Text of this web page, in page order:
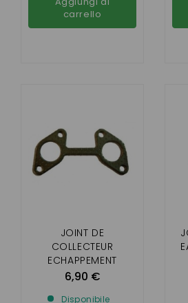
carrello
JOINT DE
COLLECTEUR
ECHAPPEMENT
MOTEUR KUBOTA
6,90 €
Disponibile